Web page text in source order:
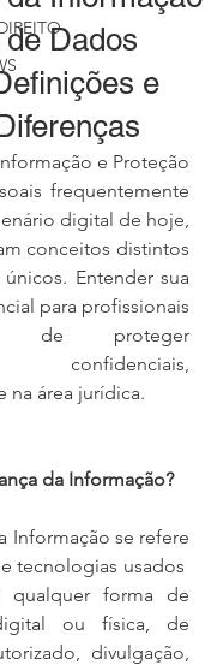
Dados
e
e Proteção
frequentemente
digital de hoje,
conceitos distintos
Entender sua
para profissionais
de proteger
confidenciais,
na área jurídica.
da Informação?
Informação se refere
tecnologias usados
qualquer forma de
ou física, de
divulgação,